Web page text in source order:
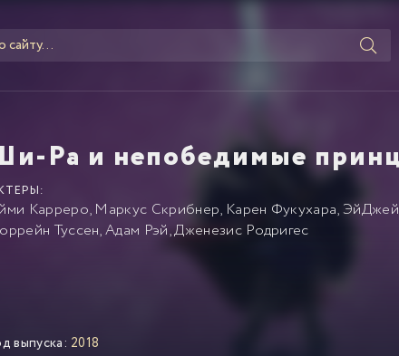
Ра и непобедимые
Карреро, Маркус Скрибнер, Карен Фукухара,
Туссен,Адам Рэй,Дженезис Родригес
выпуска: 2018